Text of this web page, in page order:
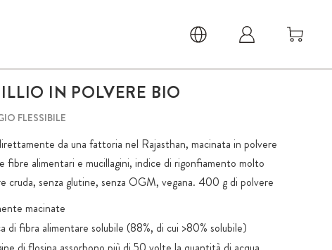
IN POLVERE BIO
FLESSIBILE
da una fattoria nel Rajasthan, macinata in polvere
fibre alimentari e mucillagini, indice di rigonfiamento molto
cruda, senza glutine, senza OGM, vegana. 400 g di polvere
macinate
di fibra alimentare solubile (88%, di cui >80% solubile)